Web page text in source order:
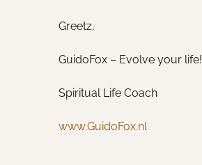
Greetz,
GuidoFox – Evolve your life!
Spiritual Life Coach
www.GuidoFox.nl